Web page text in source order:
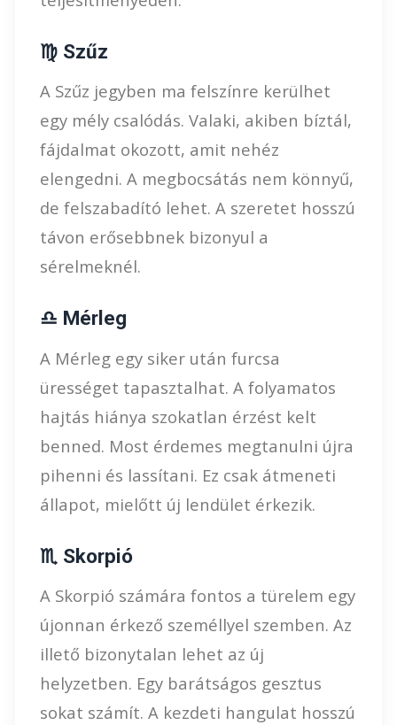
♍ Szűz
A Szűz jegyben ma felszínre kerülhet
egy mély csalódás. Valaki, akiben bíztál,
fájdalmat okozott, amit nehéz
elengedni. A megbocsátás nem könnyű,
de felszabadító lehet. A szeretet hosszú
távon erősebbnek bizonyul a
sérelmeknél.
♎ Mérleg
A Mérleg egy siker után furcsa
ürességet tapasztalhat. A folyamatos
hajtás hiánya szokatlan érzést kelt
benned. Most érdemes megtanulni újra
pihenni és lassítani. Ez csak átmeneti
állapot, mielőtt új lendület érkezik.
♏ Skorpió
A Skorpió számára fontos a türelem egy
újonnan érkező személlyel szemben. Az
illető bizonytalan lehet az új
helyzetben. Egy barátságos gesztus
sokat számít. A kezdeti hangulat hosszú